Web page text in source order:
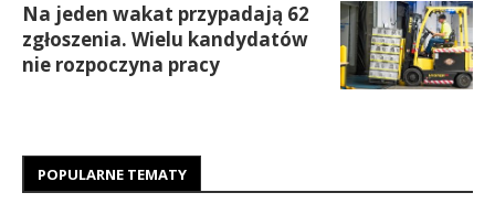
Na jeden wakat przypadają 62
zgłoszenia. Wielu kandydatów
nie rozpoczyna pracy
POPULARNE TEMATY